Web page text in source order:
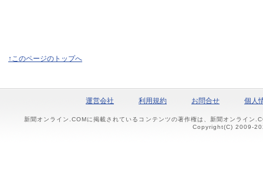
↑このページのトップへ
運営会社 利用規約 お問合せ 個人
新聞オンライン.COMに掲載されているコンテンツの著作権は、新聞オンライン
Copyright(C) 2009-